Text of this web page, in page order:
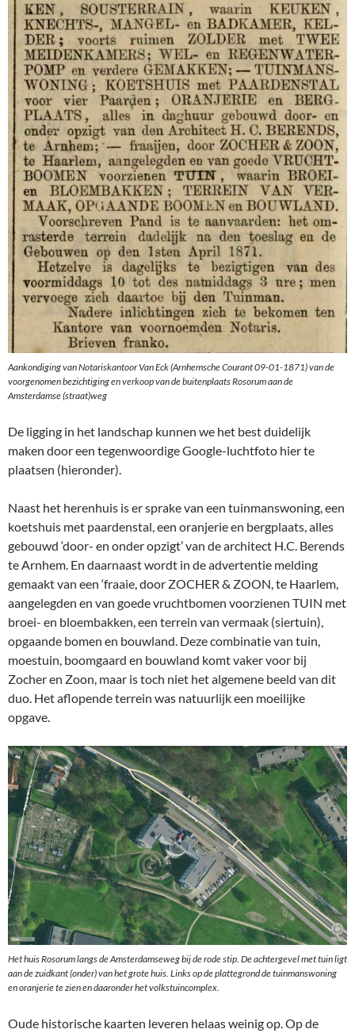
Aankondiging van Notariskantoor Van Eck (Arnhemsche Courant 09-01-1871) van de
voorgenomen bezichtiging en verkoop van de buitenplaats Rosorum aan de
Amsterdamse (straat)weg
De ligging in het landschap kunnen we het best duidelijk
maken door een tegenwoordige Google-luchtfoto hier te
plaatsen (hieronder).
Naast het herenhuis is er sprake van een tuinmanswoning, een
koetshuis met paardenstal, een oranjerie en bergplaats, alles
gebouwd ‘door- en onder opzigt’ van de architect H.C. Berends
te Arnhem. En daarnaast wordt in de advertentie melding
gemaakt van een ‘fraaie, door ZOCHER & ZOON, te Haarlem,
aangelegden en van goede vruchtbomen voorzienen TUIN met
broei- en bloembakken, een terrein van vermaak (siertuin),
opgaande bomen en bouwland. Deze combinatie van tuin,
moestuin, boomgaard en bouwland komt vaker voor bij
Zocher en Zoon, maar is toch niet het algemene beeld van dit
duo. Het aflopende terrein was natuurlijk een moeilijke
opgave.
Het huis Rosorum langs de Amsterdamseweg bij de rode stip. De achtergevel met tuin ligt
aan de zuidkant (onder) van het grote huis. Links op de plattegrond de tuinmanswoning
en oranjerie te zien en daaronder het volkstuincomplex.
Oude historische kaarten leveren helaas weinig op. Op de